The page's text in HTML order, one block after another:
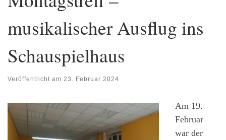
musikalischer Ausflug ins
Schauspielhaus
Veröffentlicht am 23. Februar 2024
Am 19.
Februar
war der